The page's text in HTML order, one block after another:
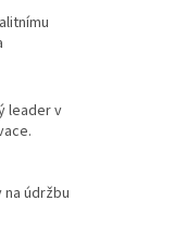
leader v
údržbu